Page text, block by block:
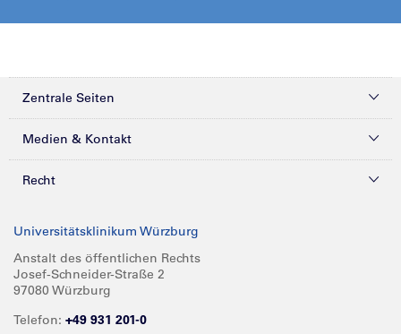
Zentrale Seiten
Kliniken & Zentren
Forschung
Karriere
Medien & Kontakt
Presse
Glossar
Spenden
Recht
Compliance
Impressum
Barrierefreiheit
Universitätsklinikum Würzburg
Anstalt des öffentlichen Rechts
Josef-Schneider-Straße 2
97080 Würzburg
Telefon: +49 931 201-0